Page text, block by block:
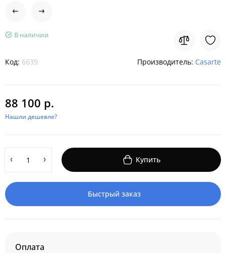
В наличии
Код: 6639 Производитель: Casarte
88 100 р.
Нашли дешевле?
Купить
Быстрый заказ
Оплата